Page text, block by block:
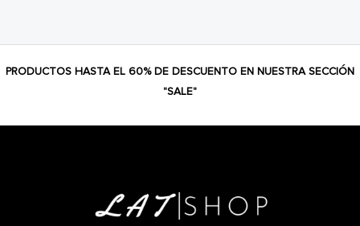
PRODUCTOS HASTA EL 60% DE DESCUENTO EN NUESTRA SECCIÓN
"SALE"